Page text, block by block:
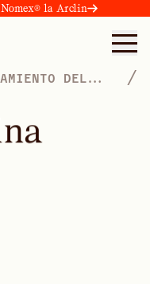
la Arclin
DEL
/
na